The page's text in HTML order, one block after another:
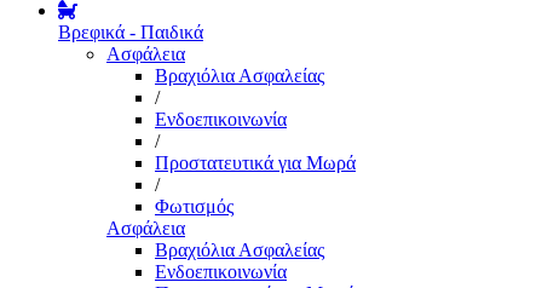
Βρεφικά - Παιδικά
Ασφάλεια
Βραχιόλια Ασφαλείας
/
Ενδοεπικοινωνία
/
Προστατευτικά για Μωρά
/
Φωτισμός
Ασφάλεια
Βραχιόλια Ασφαλείας
Ενδοεπικοινωνία